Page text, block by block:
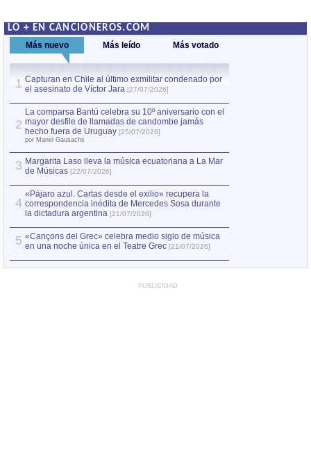
LO + EN CANCIONEROS.COM
Más nuevo Más leído Más votado
1 Capturan en Chile al último exmilitar condenado por
el asesinato de Víctor Jara [27/07/2026]
2
La comparsa Bantú celebra su 10º aniversario con el
mayor desfile de llamadas de candombe jamás
hecho fuera de Uruguay [25/07/2026]
por Manel Gausachs
3 Margarita Laso lleva la música ecuatoriana a La Mar
de Músicas [22/07/2026]
4
«Pájaro azul. Cartas desde el exilio» recupera la
correspondencia inédita de Mercedes Sosa durante
la dictadura argentina [21/07/2026]
5 «Cançons del Grec» celebra medio siglo de música
en una noche única en el Teatre Grec [21/07/2026]
PUBLICIDAD